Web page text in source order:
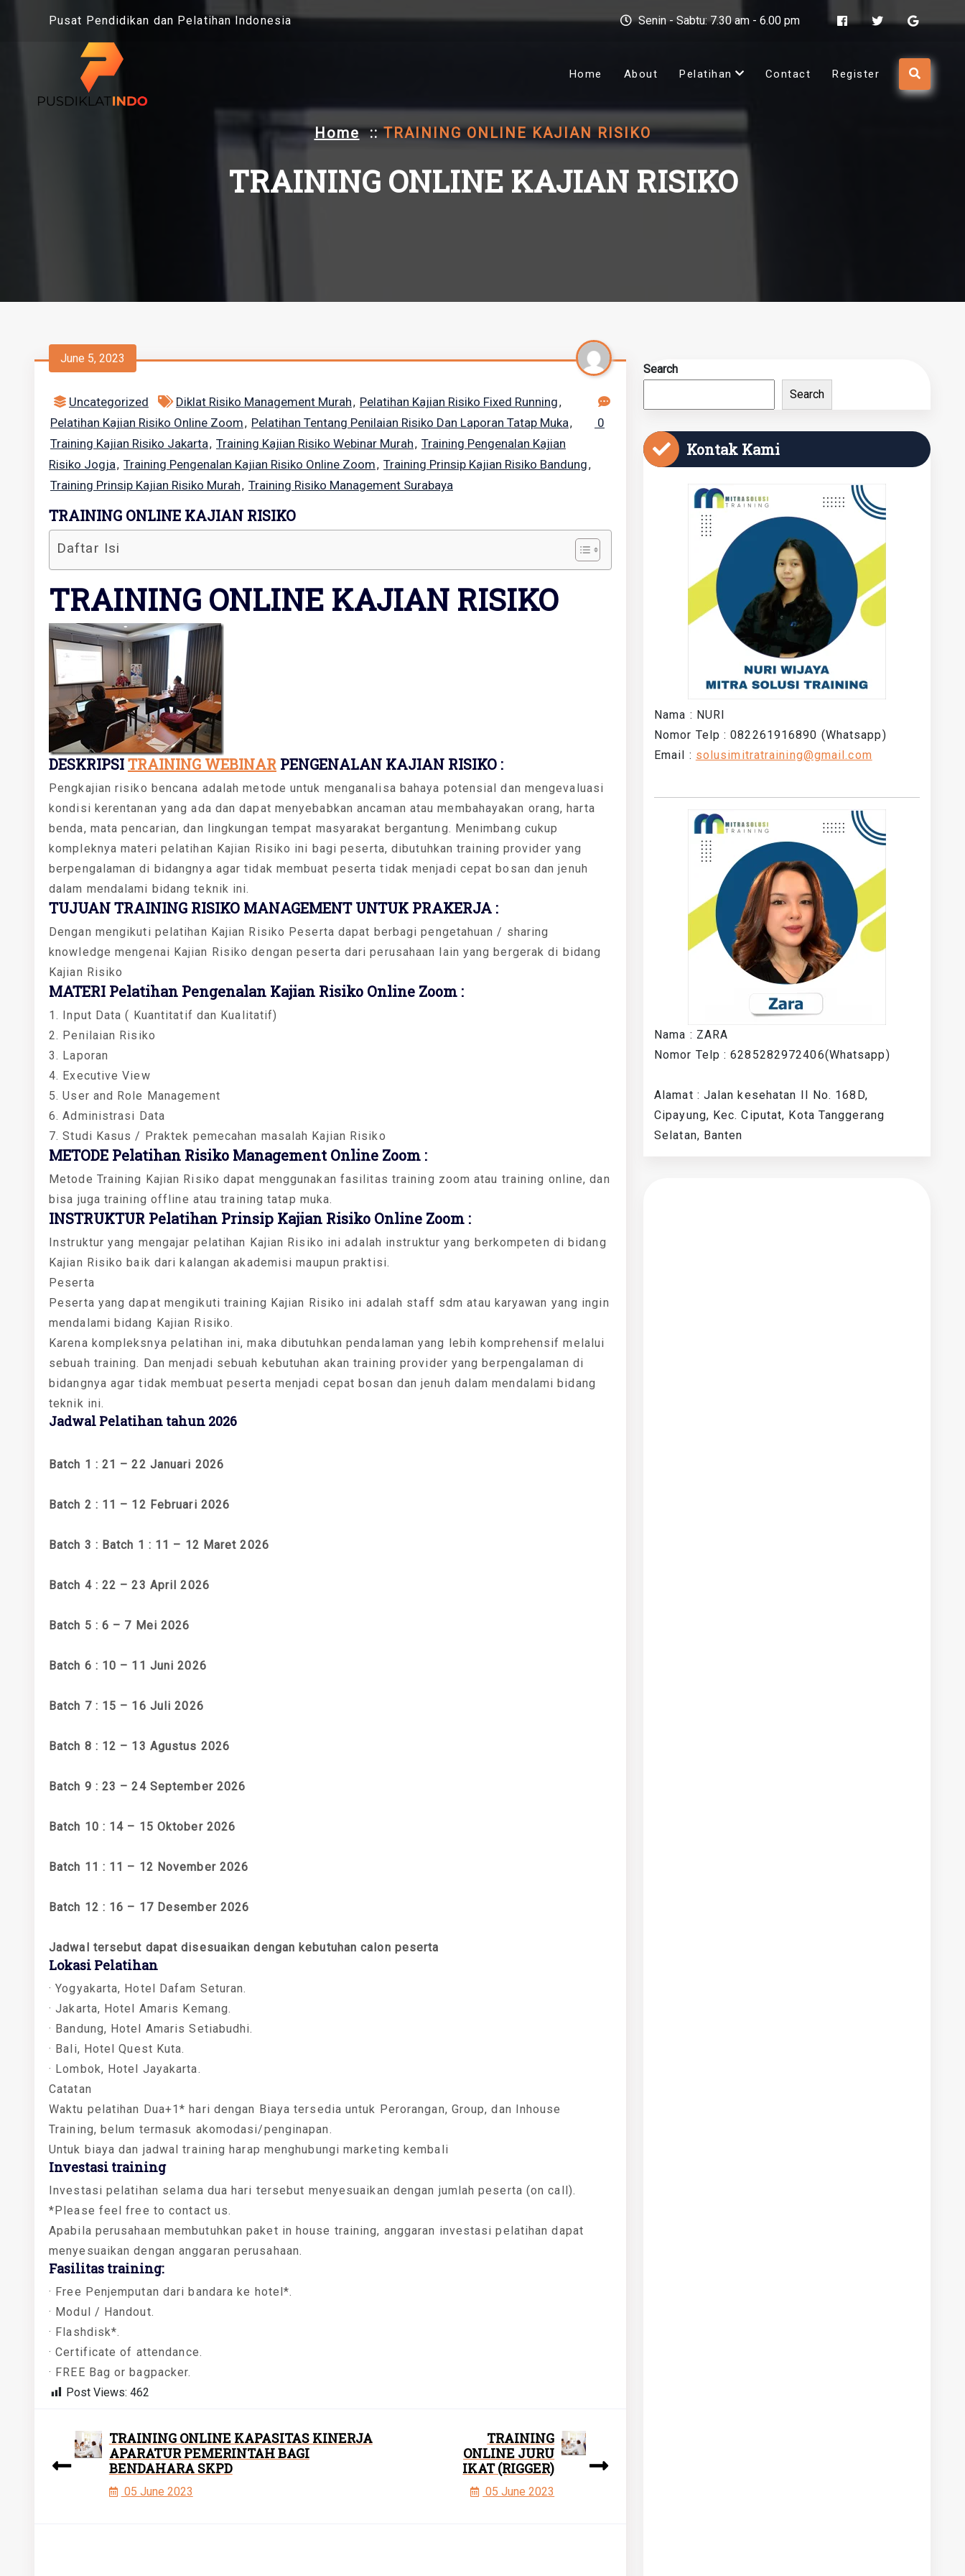
Pusat Pendidikan dan Pelatihan Indonesia Senin - Sabtu: 7.30 am - 6.00 pm
Home About Pelatihan Contact Register
Home::TRAINING ONLINE KAJIAN RISIKO
TRAINING ONLINE KAJIAN RISIKO
June 5, 2023
Uncategorized Diklat Risiko Management Murah, Pelatihan Kajian Risiko Fixed Running,
Pelatihan Kajian Risiko Online Zoom, Pelatihan Tentang Penilaian Risiko Dan Laporan Tatap Muka,
Training Kajian Risiko Jakarta, Training Kajian Risiko Webinar Murah, Training Pengenalan Kajian
Risiko Jogja, Training Pengenalan Kajian Risiko Online Zoom, Training Prinsip Kajian Risiko Bandung,
Training Prinsip Kajian Risiko Murah, Training Risiko Management Surabaya
0
TRAINING ONLINE KAJIAN RISIKO
Daftar Isi
TRAINING ONLINE KAJIAN RISIKO
DESKRIPSITRAINING WEBINAR PENGENALAN KAJIAN RISIKO :
Pengkajian risiko bencana adalah metode untuk menganalisa bahaya potensial dan mengevaluasi
kondisi kerentanan yang ada dan dapat menyebabkan ancaman atau membahayakan orang, harta
benda, mata pencarian, dan lingkungan tempat masyarakat bergantung. Menimbang cukup
kompleknya materi pelatihan Kajian Risiko ini bagi peserta, dibutuhkan training provider yang
berpengalaman di bidangnya agar tidak membuat peserta tidak menjadi cepat bosan dan jenuh
dalam mendalami bidang teknik ini.
TUJUAN TRAINING RISIKO MANAGEMENT UNTUK PRAKERJA :
Dengan mengikuti pelatihan Kajian Risiko Peserta dapat berbagi pengetahuan / sharing
knowledge mengenai Kajian Risiko dengan peserta dari perusahaan lain yang bergerak di bidang
Kajian Risiko
MATERI Pelatihan Pengenalan Kajian Risiko Online Zoom :
1. Input Data ( Kuantitatif dan Kualitatif)
2. Penilaian Risiko
3. Laporan
4. Executive View
5. User and Role Management
6. Administrasi Data
7. Studi Kasus / Praktek pemecahan masalah Kajian Risiko
METODE Pelatihan Risiko Management Online Zoom :
Metode Training Kajian Risiko dapat menggunakan fasilitas training zoom atau training online, dan
bisa juga training offline atau training tatap muka.
INSTRUKTUR Pelatihan Prinsip Kajian Risiko Online Zoom :
Instruktur yang mengajar pelatihan Kajian Risiko ini adalah instruktur yang berkompeten di bidang
Kajian Risiko baik dari kalangan akademisi maupun praktisi.
Peserta
Peserta yang dapat mengikuti training Kajian Risiko ini adalah staff sdm atau karyawan yang ingin
mendalami bidang Kajian Risiko.
Karena kompleksnya pelatihan ini, maka dibutuhkan pendalaman yang lebih komprehensif melalui
sebuah training. Dan menjadi sebuah kebutuhan akan training provider yang berpengalaman di
bidangnya agar tidak membuat peserta menjadi cepat bosan dan jenuh dalam mendalami bidang
teknik ini.
Jadwal Pelatihan tahun 2026
Batch 1 : 21 – 22 Januari 2026
Batch 2 : 11 – 12 Februari 2026
Batch 3 : Batch 1 : 11 – 12 Maret 2026
Batch 4 : 22 – 23 April 2026
Batch 5 : 6 – 7 Mei 2026
Batch 6 : 10 – 11 Juni 2026
Batch 7 : 15 – 16 Juli 2026
Batch 8 : 12 – 13 Agustus 2026
Batch 9 : 23 – 24 September 2026
Batch 10 : 14 – 15 Oktober 2026
Batch 11 : 11 – 12 November 2026
Batch 12 : 16 – 17 Desember 2026
Jadwal tersebut dapat disesuaikan dengan kebutuhan calon peserta
Lokasi Pelatihan
· Yogyakarta, Hotel Dafam Seturan.
· Jakarta, Hotel Amaris Kemang.
· Bandung, Hotel Amaris Setiabudhi.
· Bali, Hotel Quest Kuta.
· Lombok, Hotel Jayakarta.
Catatan
Waktu pelatihan Dua+1* hari dengan Biaya tersedia untuk Perorangan, Group, dan Inhouse
Training, belum termasuk akomodasi/penginapan.
Untuk biaya dan jadwal training harap menghubungi marketing kembali
Investasi training
Investasi pelatihan selama dua hari tersebut menyesuaikan dengan jumlah peserta (on call).
*Please feel free to contact us.
Apabila perusahaan membutuhkan paket in house training, anggaran investasi pelatihan dapat
menyesuaikan dengan anggaran perusahaan.
Fasilitas training:
· Free Penjemputan dari bandara ke hotel*.
· Modul / Handout.
· Flashdisk*.
· Certificate of attendance.
· FREE Bag or bagpacker.
Post Views: 462
TRAINING ONLINE KAPASITAS KINERJA
APARATUR PEMERINTAH BAGI
BENDAHARA SKPD
05 June 2023
TRAINING
ONLINE JURU
IKAT (RIGGER)
05 June 2023
Search
Search
Kontak Kami
Nama : NURI
Nomor Telp : 082261916890 (Whatsapp)
Email : solusimitratraining@gmail.com
Nama : ZARA
Nomor Telp : 6285282972406(Whatsapp)
Alamat : Jalan kesehatan II No. 168D,
Cipayung, Kec. Ciputat, Kota Tanggerang
Selatan, Banten